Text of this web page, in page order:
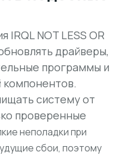
IRQL NOT LESS OR
драйверы,
программы и
компонентов.
систему от
проверенные
неполадки при
сбои, поэтому